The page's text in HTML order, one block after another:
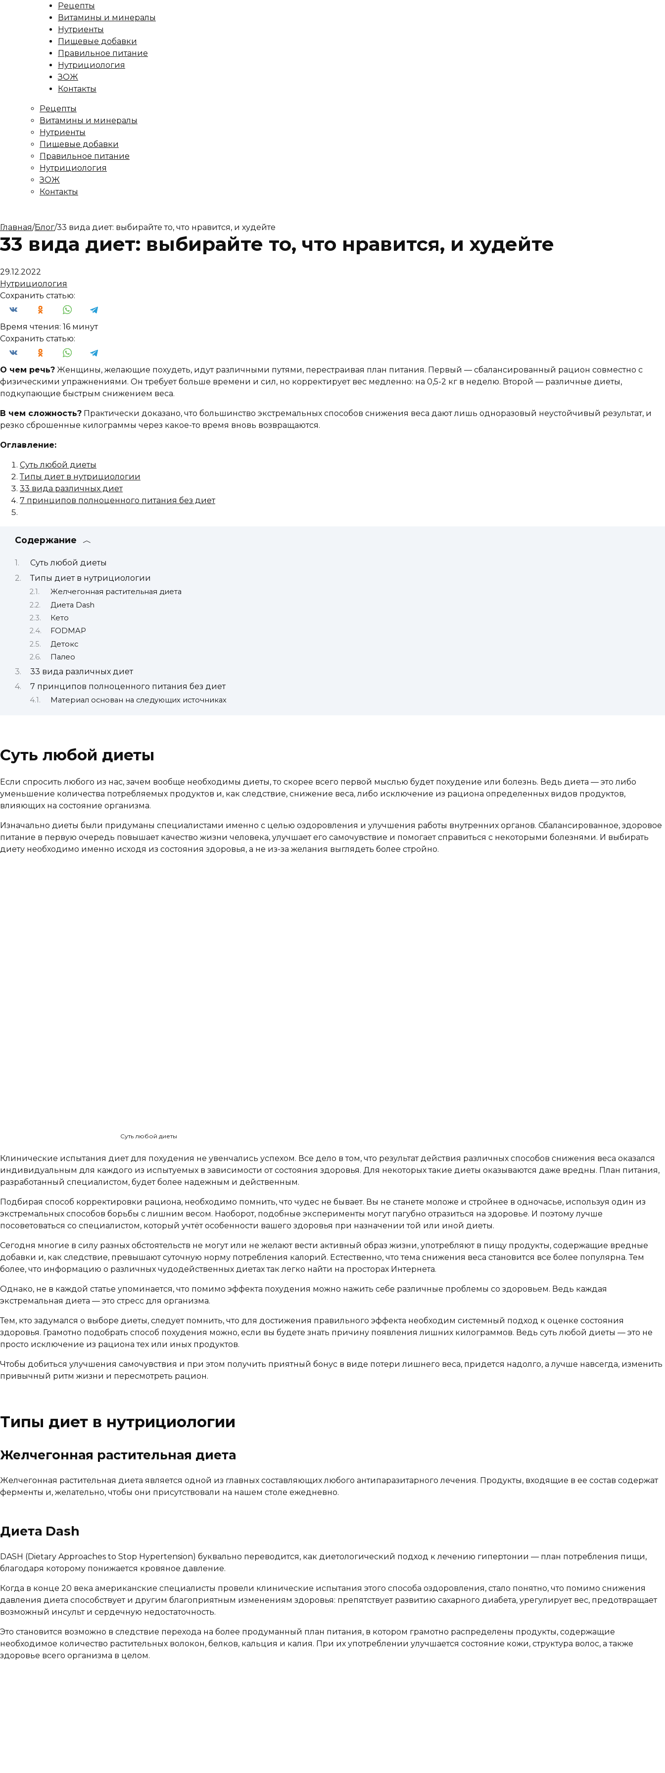
Рецепты
Витамины и минералы
Нутриенты
Пищевые добавки
Правильное питание
Нутрициология
ЗОЖ
Контакты
Рецепты
Витамины и минералы
Нутриенты
Пищевые добавки
Правильное питание
Нутрициология
ЗОЖ
Контакты
Главная/Блог/33 вида диет: выбирайте то, что нравится, и худейте
33 вида диет: выбирайте то, что нравится, и худейте
29.12.2022
Нутрициология
Сохранить статью:
Время чтения: 16 минут
Сохранить статью:
О чем речь? Женщины, желающие похудеть, идут различными путями, перестраивая план питания. Первый — сбалансированный рацион совместно с
физическими упражнениями. Он требует больше времени и сил, но корректирует вес медленно: на 0,5-2 кг в неделю. Второй — различные диеты,
подкупающие быстрым снижением веса.
В чем сложность? Практически доказано, что большинство экстремальных способов снижения веса дают лишь одноразовый неустойчивый результат, и
резко сброшенные килограммы через какое-то время вновь возвращаются.
Оглавление:
Суть любой диеты
Типы диет в нутрициологии
33 вида различных диет
7 принципов полноценного питания без диет
Содержание
Суть любой диеты
Типы диет в нутрициологии
Желчегонная растительная диета
Диета Dash
Кето
FODMAP
Детокс
Палео
33 вида различных диет
7 принципов полноценного питания без диет
Материал основан на следующих источниках
Суть любой диеты
Если спросить любого из нас, зачем вообще необходимы диеты, то скорее всего первой мыслью будет похудение или болезнь. Ведь диета — это либо
уменьшение количества потребляемых продуктов и, как следствие, снижение веса, либо исключение из рациона определенных видов продуктов,
влияющих на состояние организма.
Изначально диеты были придуманы специалистами именно с целью оздоровления и улучшения работы внутренних органов. Сбалансированное, здоровое
питание в первую очередь повышает качество жизни человека, улучшает его самочувствие и помогает справиться с некоторыми болезнями. И выбирать
диету необходимо именно исходя из состояния здоровья, а не из-за желания выглядеть более стройно.
Суть любой диеты
Клинические испытания диет для похудения не увенчались успехом. Все дело в том, что результат действия различных способов снижения веса оказался
индивидуальным для каждого из испытуемых в зависимости от состояния здоровья. Для некоторых такие диеты оказываются даже вредны. План питания,
разработанный специалистом, будет более надежным и действенным.
Подбирая способ корректировки рациона, необходимо помнить, что чудес не бывает. Вы не станете моложе и стройнее в одночасье, используя один из
экстремальных способов борьбы с лишним весом. Наоборот, подобные эксперименты могут пагубно отразиться на здоровье. И поэтому лучше
посоветоваться со специалистом, который учтёт особенности вашего здоровья при назначении той или иной диеты.
Сегодня многие в силу разных обстоятельств не могут или не желают вести активный образ жизни, употребляют в пищу продукты, содержащие вредные
добавки и, как следствие, превышают суточную норму потребления калорий. Естественно, что тема снижения веса становится все более популярна. Тем
более, что информацию о различных чудодейственных диетах так легко найти на просторах Интернета.
Однако, не в каждой статье упоминается, что помимо эффекта похудения можно нажить себе различные проблемы со здоровьем. Ведь каждая
экстремальная диета — это стресс для организма.
Тем, кто задумался о выборе диеты, следует помнить, что для достижения правильного эффекта необходим системный подход к оценке состояния
здоровья. Грамотно подобрать способ похудения можно, если вы будете знать причину появления лишних килограммов. Ведь суть любой диеты — это не
просто исключение из рациона тех или иных продуктов.
Чтобы добиться улучшения самочувствия и при этом получить приятный бонус в виде потери лишнего веса, придется надолго, а лучше навсегда, изменить
привычный ритм жизни и пересмотреть рацион.
Типы диет в нутрициологии
Желчегонная растительная диета
Желчегонная растительная диета является одной из главных составляющих любого антипаразитарного лечения. Продукты, входящие в ее состав содержат
ферменты и, желательно, чтобы они присутствовали на нашем столе ежедневно.
Диета Dash
DASH (Dietary Approaches to Stop Hypertension) буквально переводится, как диетологический подход к лечению гипертонии — план потребления пищи,
благодаря которому понижается кровяное давление.
Когда в конце 20 века американские специалисты провели клинические испытания этого способа оздоровления, стало понятно, что помимо снижения
давления диета способствует и другим благоприятным изменениям здоровья: препятствует развитию сахарного диабета, урегулирует вес, предотвращает
возможный инсульт и сердечную недостаточность.
Это становится возможно в следствие перехода на более продуманный план питания, в котором грамотно распределены продукты, содержащие
необходимое количество растительных волокон, белков, кальция и калия. При их употреблении улучшается состояние кожи, структура волос, а также
здоровье всего организма в целом.